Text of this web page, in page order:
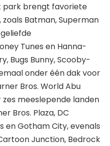
park brengt favoriete
Batman, Superman
Tunes en Hanna-
Bugs Bunny, Scooby-
onder één dak voor
Bros. World Abu
meeslepende landen
Bros. Plaza, DC
en Gotham City, evenals
Junction, Bedrock